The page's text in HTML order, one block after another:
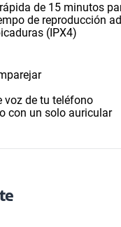
de 15 minutos
de reproducción
(IPX4)
voz de tu teléfono
con un solo auricular